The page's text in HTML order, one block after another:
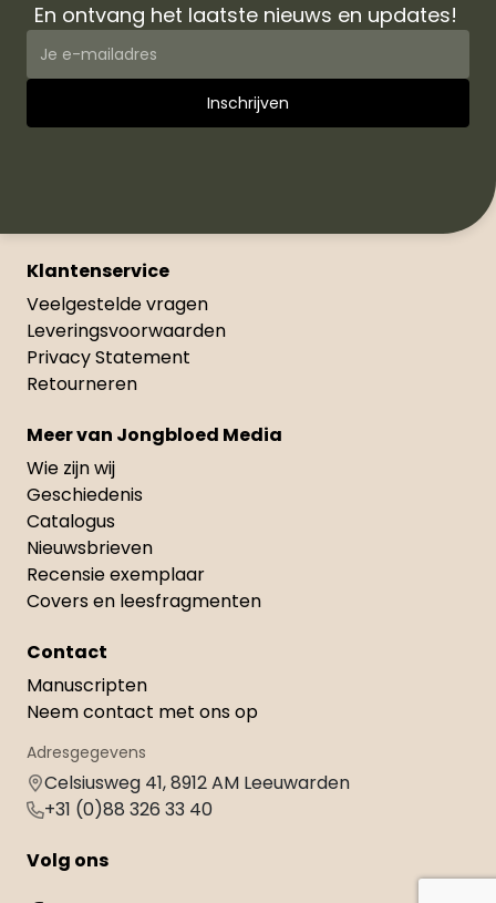
En ontvang het laatste nieuws en updates!
Klantenservice
Veelgestelde vragen
Leveringsvoorwaarden
Privacy Statement
Retourneren
Meer van Jongbloed Media
Wie zijn wij
Geschiedenis
Catalogus
Nieuwsbrieven
Recensie exemplaar
Covers en leesfragmenten
Contact
Manuscripten
Neem contact met ons op
Adresgegevens
Celsiusweg 41, 8912 AM Leeuwarden
+31 (0)88 326 33 40
Volg ons